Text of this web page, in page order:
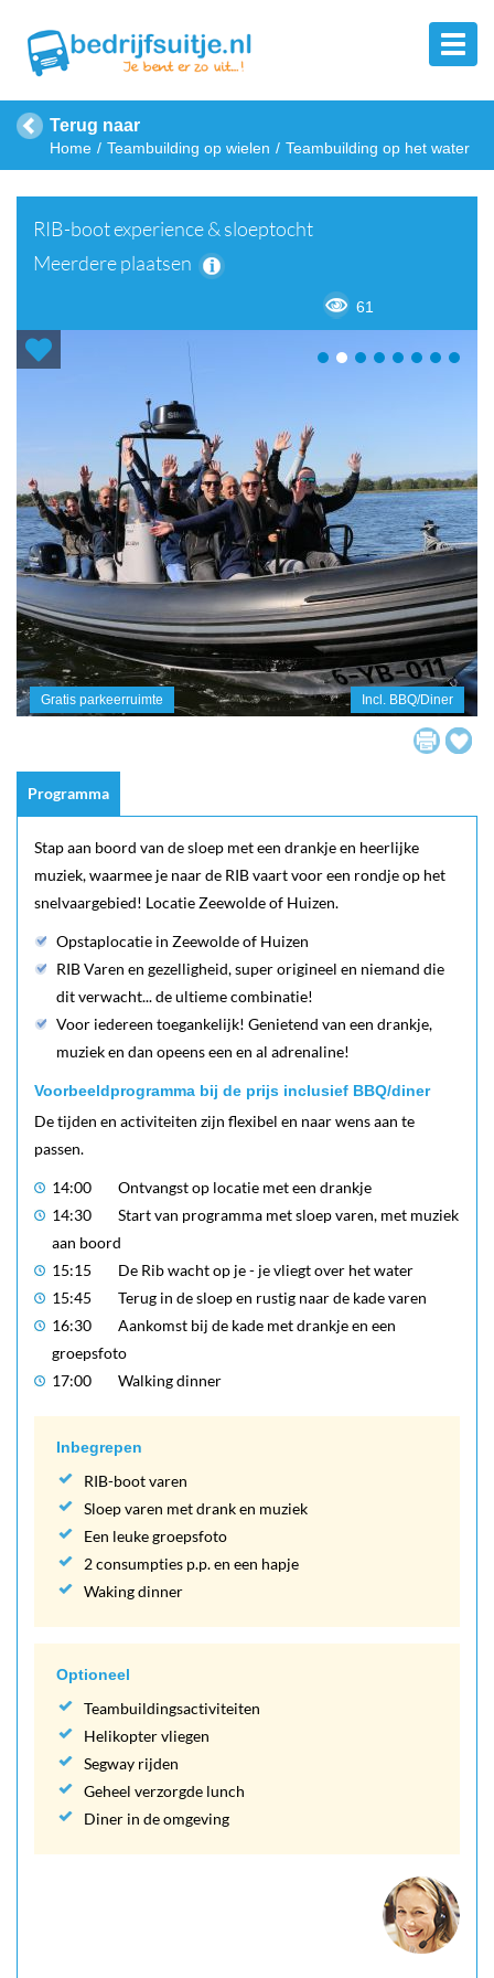
Terug naar
Home Teambuilding op wielen Teambuilding op het water
61
RIB-boot experience & sloeptocht
Meerdere plaatsen
Gratis parkeerruimte Incl. BBQ/Diner
Programma
Stap aan boord van de sloep met een drankje en heerlijke
muziek, waarmee je naar de RIB vaart voor een rondje op het
snelvaargebied! Locatie Zeewolde of Huizen.
Opstaplocatie in Zeewolde of Huizen
RIB Varen en gezelligheid, super origineel en niemand die
dit verwacht... de ultieme combinatie!
Voor iedereen toegankelijk! Genietend van een drankje,
muziek en dan opeens een en al adrenaline!
Voorbeeldprogramma bij de prijs inclusief BBQ/diner
De tijden en activiteiten zijn flexibel en naar wens aan te
passen.
14:00
Ontvangst op locatie met een drankje
14:30
Start van programma met sloep varen, met muziek
aan boord
15:15
De Rib wacht op je - je vliegt over het water
15:45
Terug in de sloep en rustig naar de kade varen
16:30
Aankomst bij de kade met drankje en een
groepsfoto
17:00
Walking dinner
Inbegrepen
RIB-boot varen
Sloep varen met drank en muziek
Een leuke groepsfoto
2 consumpties p.p. en een hapje
Waking dinner
Optioneel
Teambuildingsactiviteiten
Helikopter vliegen
Segway rijden
Geheel verzorgde lunch
Diner in de omgeving